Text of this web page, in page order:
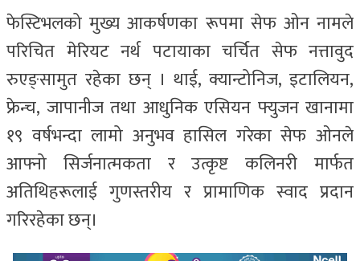
फेस्टिभलको मुख्य आकर्षणका रूपमा सेफ ओन नामले
परिचित मेरियट नर्थ पटायाका चर्चित सेफ नत्तावुद
रुएङ्सामुत रहेका छन् । थाई, क्यान्टोनिज, इटालियन,
फ्रेन्च, जापानीज तथा आधुनिक एसियन फ्युजन खानामा
१९ वर्षभन्दा लामो अनुभव हासिल गरेका सेफ ओनले
आफ्नो सिर्जनात्मकता र उत्कृष्ट कलिनरी मार्फत
अतिथिहरूलाई गुणस्तरीय र प्रामाणिक स्वाद प्रदान
गरिरहेका छन्।